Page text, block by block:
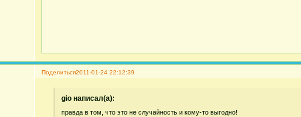
Поделиться2011-01-24 22:12:39
gio написал(а):
правда в том, что это не случайность и кому-то выгодно!